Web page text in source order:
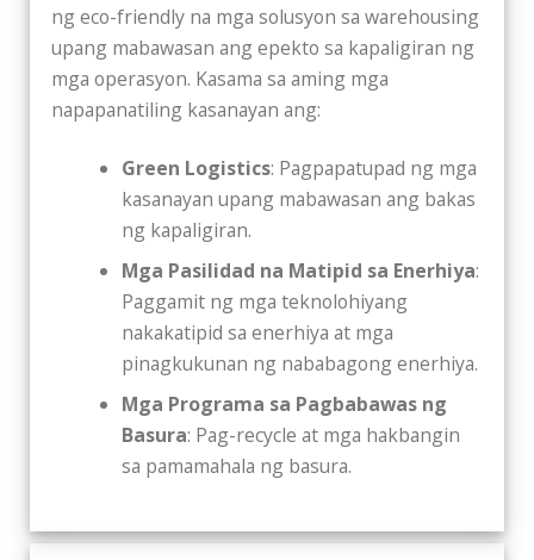
ng eco-friendly na mga solusyon sa warehousing
upang mabawasan ang epekto sa kapaligiran ng
mga operasyon. Kasama sa aming mga
napapanatiling kasanayan ang:
Green Logistics: Pagpapatupad ng mga
kasanayan upang mabawasan ang bakas
ng kapaligiran.
Mga Pasilidad na Matipid sa Enerhiya:
Paggamit ng mga teknolohiyang
nakakatipid sa enerhiya at mga
pinagkukunan ng nababagong enerhiya.
Mga Programa sa Pagbabawas ng
Basura: Pag-recycle at mga hakbangin
sa pamamahala ng basura.